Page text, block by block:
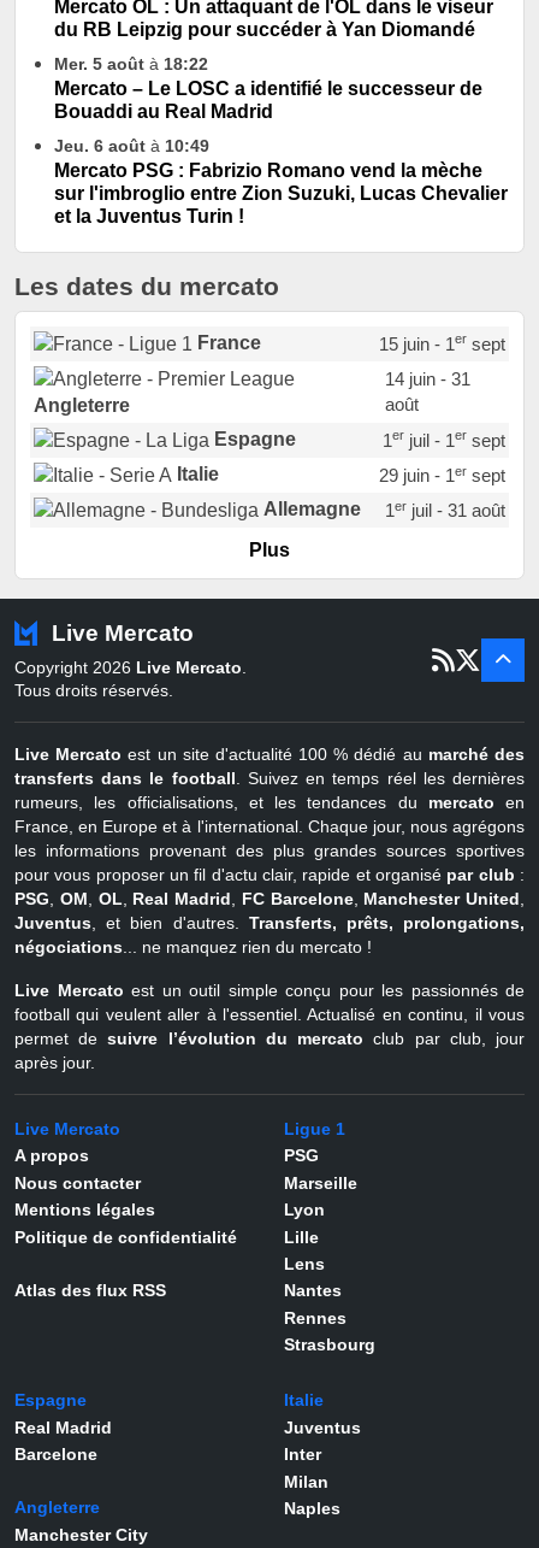
Mercato OL : Un attaquant de l'OL dans le viseur
du RB Leipzig pour succéder à Yan Diomandé
Mer. 5 août à 18:22
Mercato – Le LOSC a identifié le successeur de
Bouaddi au Real Madrid
Jeu. 6 août à 10:49
Mercato PSG : Fabrizio Romano vend la mèche
sur l'imbroglio entre Zion Suzuki, Lucas Chevalier
et la Juventus Turin !
Les dates du mercato
France 15 juin - 1ersept
Angleterre
14 juin - 31
août
Espagne
1erjuil - 1ersept
Italie
29 juin - 1ersept
Allemagne
1erjuil - 31 août
Portugal
Pays-Bas
22 juin - 2 sept
Belgique
juil - 31
Plus
Live Mercato
Copyright 2026 Live Mercato
Tous droits réservés.
Live Mercato est un site d'actualité 100 % dédié au marché des
transferts dans le football . Suivez en temps réel les dernières
rumeurs, les officialisations, et les tendances du mercato en
France, en Europe et à l'international. Chaque jour, nous agrégons
les informations provenant des plus grandes sources sportives
pour vous proposer un fil d'actu clair, rapide et organisé par club :
PSG
OM OL Real Madrid FC Barcelone, Manchester United
Juventus , et bien d'autres. Transferts, prêts, prolongations,
négociations ... ne manquez rien du mercato !
Live Mercato est un outil simple conçu pour les passionnés de
football qui veulent aller à l'essentiel. Actualisé en continu, il vous
permet desuivre l’évolution du mercato club par club, jour
après jour.
Live Mercato
A propos
Nous contacter
Mentions légales
Politique de confidentialité
Atlas des flux RSS
Ligue 1
PSG
Marseille
Lyon
Lille
Lens
Nantes
Rennes
Strasbourg
Espagne
Real Madrid
Barcelone
Angleterre
Manchester City
Italie
Juventus
Inter
Milan
Naples